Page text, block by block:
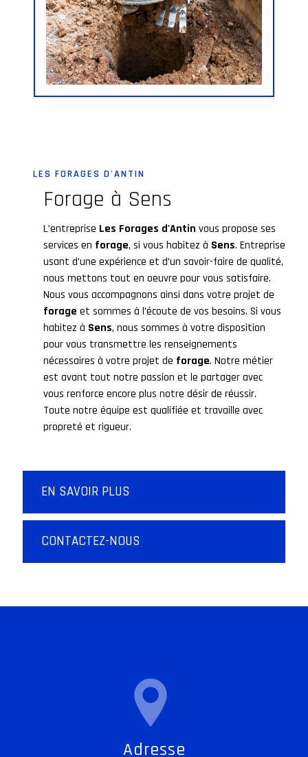
LES FORAGES D'ANTIN
forage à Sens
L’entreprise Les Forages d'Antin vous propose ses
services en forage, si vous habitez à Sens. Entreprise
usant d’une expérience et d’un savoir-faire de qualité,
nous mettons tout en oeuvre pour vous satisfaire.
Nous vous accompagnons ainsi dans votre projet de
forage et sommes à l’écoute de vos besoins. Si vous
habitez à Sens, nous sommes à votre disposition
pour vous transmettre les renseignements
nécessaires à votre projet de forage. Notre métier
est avant tout notre passion et le partager avec
vous renforce encore plus notre désir de réussir.
Toute notre équipe est qualifiée et travaille avec
propreté et rigueur.
EN SAVOIR PLUS
CONTACTEZ-NOUS
Adresse